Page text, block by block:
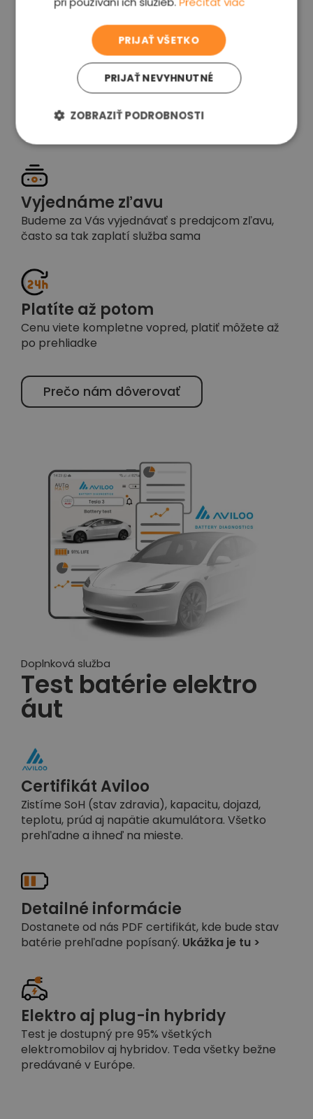
voľba
Garancia spokojnosti
Pokiaľ nebudete s našou prácou spokojní,
Vyjednáme zľavu
Budeme za Vás vyjednávať s predajcom zľavu,
často sa tak zaplatí služba sama
Platíte až potom
Cenu viete kompletne vopred, platiť môžete až
po prehliadke
Prečo nám dôverovať
Doplnková služba
Test batérie elektro
áut
Certifikát Aviloo
Zistíme SoH (stav zdravia), kapacitu, dojazd,
teplotu, prúd aj napätie akumulátora. Všetko
prehľadne a ihneď na mieste.
Detailné informácie
Dostanete od nás PDF certifikát, kde bude stav
batérie prehľadne popísaný. Ukážka je tu >
Elektro aj plug-in hybridy
Test je dostupný pre 95% všetkých
elektromobilov aj hybridov. Teda všetky bežne
predávané v Európe.
PRIJAŤ VŠETKO
PRIJAŤ NEVYHNUTNÉ
ZOBRAZIŤ PODROBNOSTI